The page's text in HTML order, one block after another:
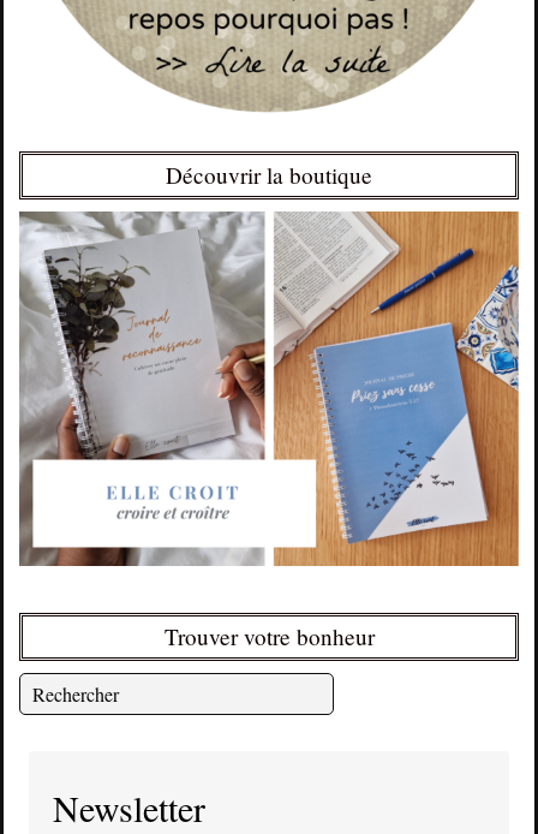
Découvrir la boutique
Trouver votre bonheur
Newsletter